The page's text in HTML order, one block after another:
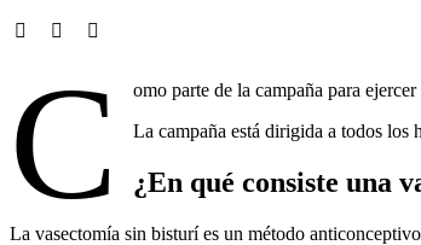
C omo parte de la campaña para
La campaña está dirigida a todos los
¿En qué consiste una
La vasectomía sin bisturí es un método